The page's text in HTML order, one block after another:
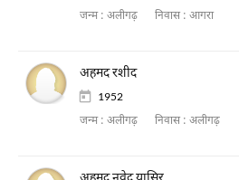
जन्म : अलीगढ़ निवास : आगरा
अहमद रशीद
1952
जन्म : अलीगढ़ निवास : अलीगढ़
अहमद नवेद यासिर